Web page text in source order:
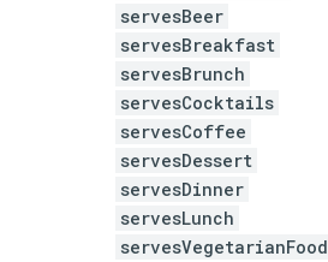
servesBeer
servesBreakfast
servesBrunch
servesCocktails
servesCoffee
servesDessert
servesDinner
servesLunch
servesVegetarianFood